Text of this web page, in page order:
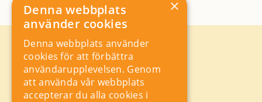
Kontakt
Storgatan 19, Box 5501,
114 85 Stockholm
Orgnr: 556625 – 8389
×
Denna webbplats
använder cookies
Denna webbplats använder
cookies för att förbättra
användarupplevelsen. Genom
att använda vår webbplats
accepterar du alla cookies i